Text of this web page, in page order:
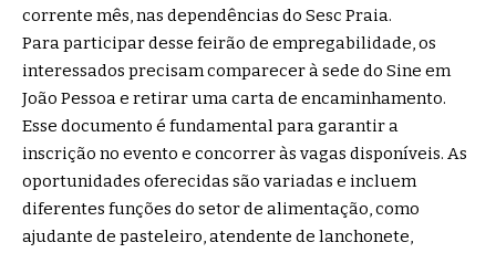
corrente mês, nas dependências do Sesc Praia.
Para participar desse feirão de empregabilidade, os
interessados precisam comparecer à sede do Sine em
João Pessoa e retirar uma carta de encaminhamento.
Esse documento é fundamental para garantir a
inscrição no evento e concorrer às vagas disponíveis. As
oportunidades oferecidas são variadas e incluem
diferentes funções do setor de alimentação, como
ajudante de pasteleiro, atendente de lanchonete,